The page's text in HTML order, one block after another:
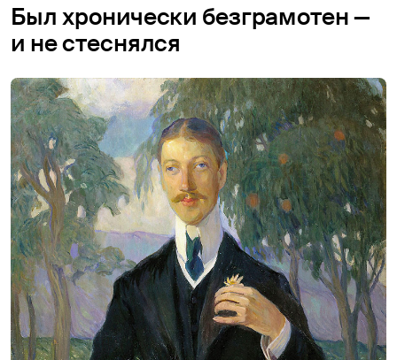
Был хронически безграмотен —
и не стеснялся